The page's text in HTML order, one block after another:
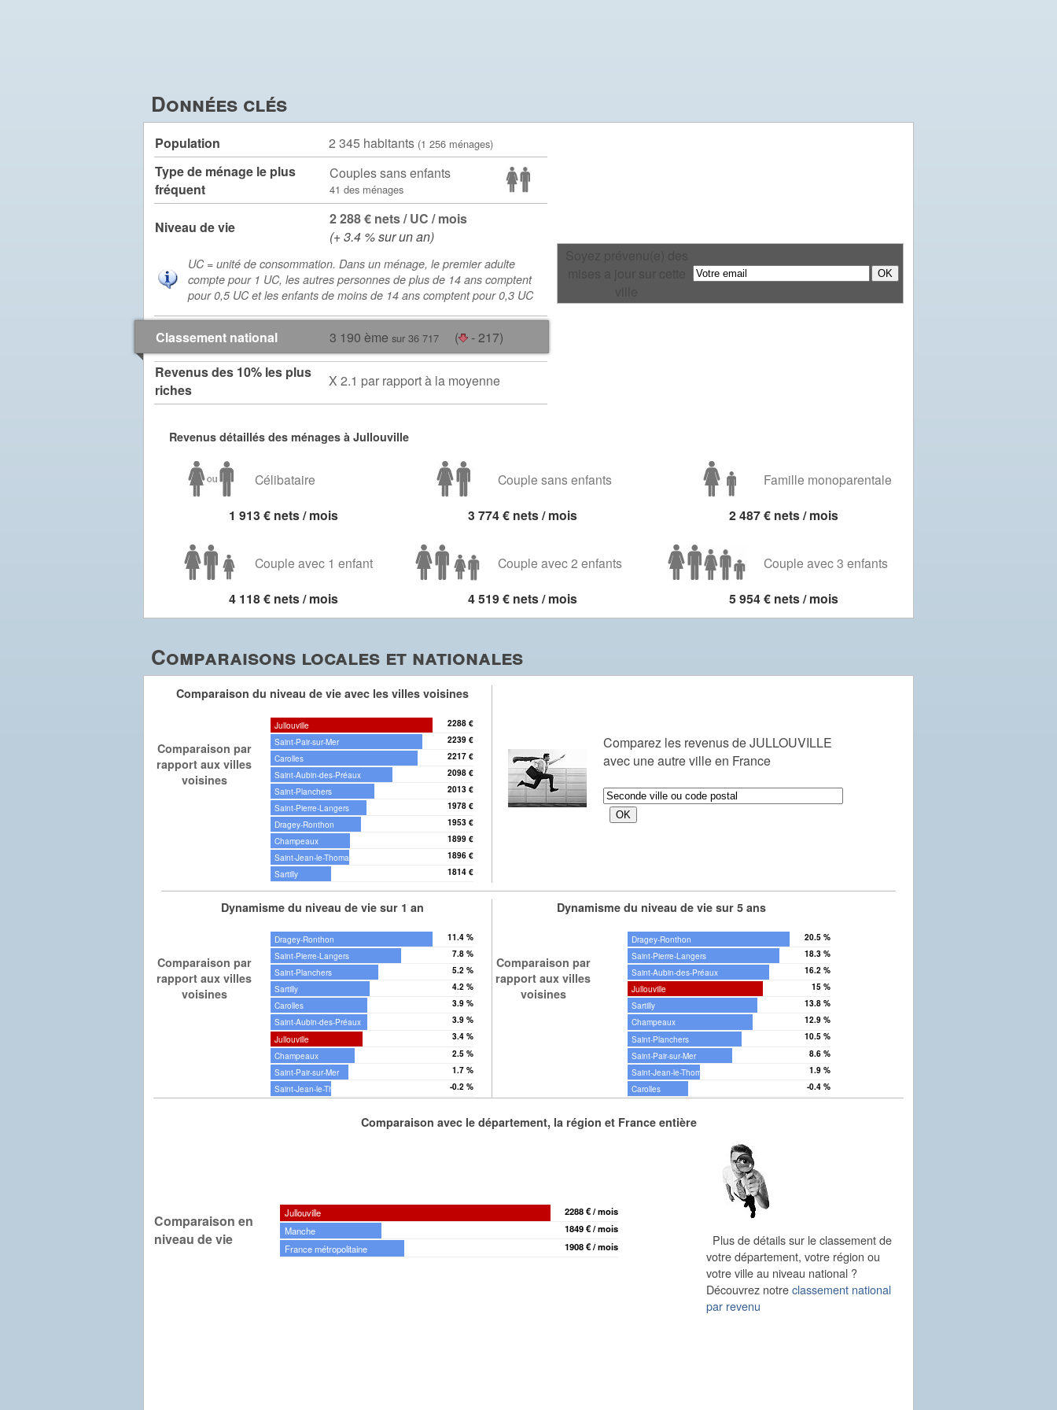
Données clés
Population 2 345 habitants (1 256 ménages)
Type de ménage le plus
fréquent
Couples sans enfants
41 des ménages
Niveau de vie
2 288 € nets / UC / mois
(+ 3.4 % sur un an)
UC = unité de consommation. Dans un ménage, le premier adulte
compte pour 1 UC, les autres personnes de plus de 14 ans comptent
pour 0,5 UC et les enfants de moins de 14 ans comptent pour 0,3 UC
Classement national 3 190 ème sur 36 717 (
- 217)
Revenus des 10% les plus
riches
X 2.1 par rapport à la moyenne
Revenus détaillés des ménages à Jullouville
Célibataire Couple sans enfants Famille monoparentale
1 913 € nets / mois 3 774 € nets / mois 2 487 € nets / mois
Couple avec 1 enfant Couple avec 2 enfants Couple avec 3 enfants
4 118 € nets / mois 4 519 € nets / mois 5 954 € nets / mois
Comparaisons locales et nationales
Comparaison du niveau de vie avec les villes voisines
Comparaison par
rapport aux villes
voisines
Jullouville 2288 €
Saint-Pair-sur-Mer 2239 €
Carolles 2217 €
Saint-Aubin-des-Préaux 2098 €
Saint-Planchers 2013 €
Saint-Pierre-Langers 1978 €
Dragey-Ronthon 1953 €
Champeaux 1899 €
Saint-Jean-le-Thomas 1896 €
Sartilly 1814 €
Comparez les revenus de JULLOUVILLE
avec une autre ville en France
Dynamisme du niveau de vie sur 1 an
Comparaison par
rapport aux villes
voisines
Dragey-Ronthon 11.4 %
Saint-Pierre-Langers 7.8 %
Saint-Planchers 5.2 %
Sartilly 4.2 %
Carolles 3.9 %
Saint-Aubin-des-Préaux 3.9 %
Jullouville 3.4 %
Champeaux 2.5 %
Saint-Pair-sur-Mer 1.7 %
Saint-Jean-le-Thomas -0.2 %
Dynamisme du niveau de vie sur 5 ans
Comparaison par
rapport aux villes
voisines
Dragey-Ronthon 20.5 %
Saint-Pierre-Langers 18.3 %
Saint-Aubin-des-Préaux 16.2 %
Jullouville 15 %
Sartilly 13.8 %
Champeaux 12.9 %
Saint-Planchers 10.5 %
Saint-Pair-sur-Mer 8.6 %
Saint-Jean-le-Thomas 1.9 %
Carolles -0.4 %
Comparaison avec le département, la région et France entière
Comparaison en
niveau de vie
Jullouville
2288 € / mois
Manche
1849 € / mois
France métropolitaine
1908 € / mois
Plus de détails sur le classement de
votre département, votre région ou
votre ville au niveau national ?
Découvrez notreclassement national
par revenu